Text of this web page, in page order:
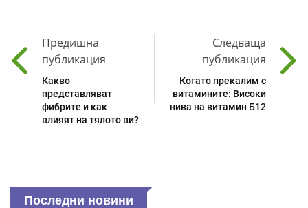
Предишна
публикация
Какво
представляват
фибрите и как
влияят на тялото ви?
Следваща
публикация
Когато прекалим с
витамините: Високи
нива на витамин Б12
Последни новини